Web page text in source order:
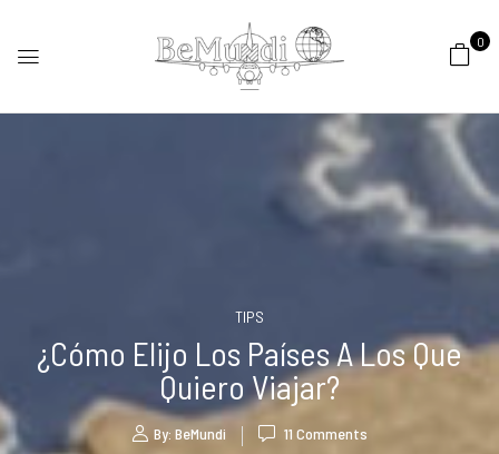
0
TIPS
¿Cómo Elijo Los Países A Los Que
Quiero Viajar?
By: BeMundi 11 Comments